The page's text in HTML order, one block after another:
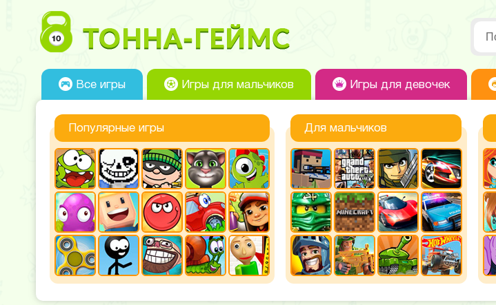
Все игры Игры для мальчиков Игры для девочек
Популярные игры Для мальчиков